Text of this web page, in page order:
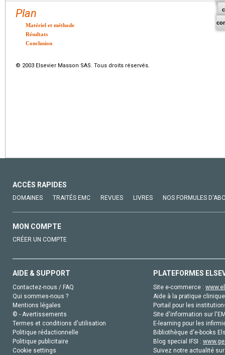
Plan
Matériel et méthode
Résultats
Conclusion
© 2003 Elsevier Masson SAS. Tous droits réservés.
ACCÈS RAPIDES
DOMAINES TRAITÉS EMC REVUES LIVRES NOS FORMULES
MON COMPTE
CRÉER UN COMPTE
AIDE & SUPPORT
Contactez-nous / FAQ
Qui sommes-nous ?
Mentions légales
© - Avertissements
Termes et conditions d'utilisation
Politique rédactionnelle
Politique publicitaire
Cookie settings
PLATEFORMES
Site e-commerce :
Aide à la pratique
Portail pour les
Site d'information sur
E-learning pour les
Bibliothèque d'e-books
Blog special IFSI :
Suivez notre actualité